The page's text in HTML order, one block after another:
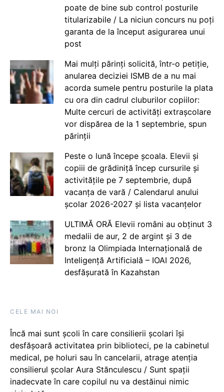
poate de bine sub control posturile
titularizabile / La niciun concurs nu poți
garanta de la început asigurarea unui
post
Mai mulți părinți solicită, într-o petiție,
anularea deciziei ISMB de a nu mai
acorda sumele pentru posturile la plata
cu ora din cadrul cluburilor copiilor:
Multe cercuri de activități extrașcolare
vor dispărea de la 1 septembrie, spun
părinții
Peste o lună începe școala. Elevii și
copiii de grădiniță încep cursurile și
activitățile pe 7 septembrie, după
vacanța de vară / Calendarul anului
școlar 2026-2027 și lista vacanțelor
ULTIMĂ ORĂ Elevii români au obținut 3
medalii de aur, 2 de argint și 3 de
bronz la Olimpiada Internațională de
Inteligență Artificială – IOAI 2026,
desfășurată în Kazahstan
CELE MAI NOI
Încă mai sunt școli în care consilierii școlari își
desfășoară activitatea prin biblioteci, pe la cabinetul
medical, pe holuri sau în cancelarii, atrage atenția
consilierul școlar Aura Stănculescu / Sunt spații
inadecvate în care copilul nu va destăinui nimic